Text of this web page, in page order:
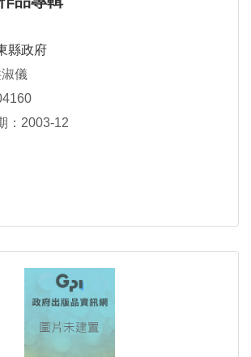
縣政府
儀
：2003-12